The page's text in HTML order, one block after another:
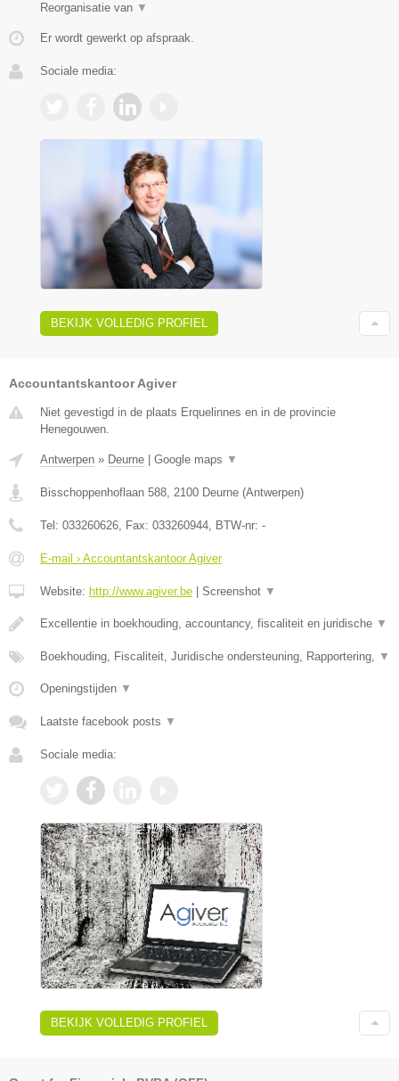
Reorganisatie van ▼
Er wordt gewerkt op afspraak.
Sociale media:
BEKIJK VOLLEDIG PROFIEL
Accountantskantoor Agiver
Niet gevestigd in de plaats Erquelinnes en in de provincie
Henegouwen.
Antwerpen » Deurne Google maps ▼
Bisschoppenhoflaan 588 2100 Deurne (Antwerpen)
Tel: 033260626 , Fax: 033260944 , BTW-nr: -
E-mail › Accountantskantoor Agiver
Website: http://www.agiver.be Screenshot ▼
Excellentie in boekhouding, accountancy, fiscaliteit en juridische ▼
Boekhouding, Fiscaliteit, Juridische ondersteuning, Rapportering, ▼
Openingstijden ▼
Laatste facebook posts ▼
Sociale media:
BEKIJK VOLLEDIG PROFIEL